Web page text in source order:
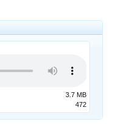
3.7 MB
472